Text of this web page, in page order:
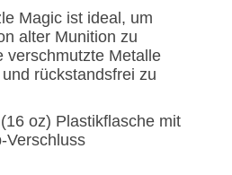
Magic ist ideal, um
alter Munition zu
verschmutzte Metalle
rückstandsfrei zu
oz) Plastikflasche mit
Verschluss